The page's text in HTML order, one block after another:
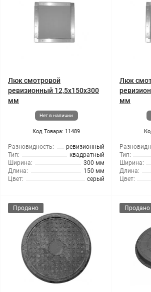
Люк смотровой
ревизионный 12,5x150x300
мм
Нет в наличии
Код Товара: 11489
Разновидность:
ревизионный
Тип:
квадратный
Ширина:
300 мм
Длина:
150 мм
Цвет:
серый
Люк
мм
Тип:
Ширина:
Длина:
Цвет:
Продано Продано